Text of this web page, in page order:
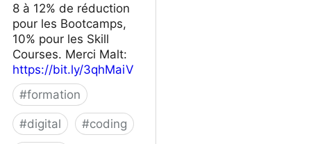
8 à 12% de réduction
pour les Bootcamps,
10% pour les Skill
Courses. Merci Malt:
https://bit.ly/3qhMaiV
#formation
#digital #coding